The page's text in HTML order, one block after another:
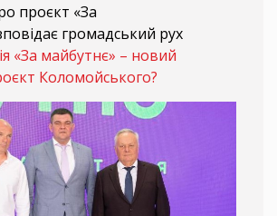
проєкт «За
громадський рух
«За майбутнє» – новий
Коломойського?